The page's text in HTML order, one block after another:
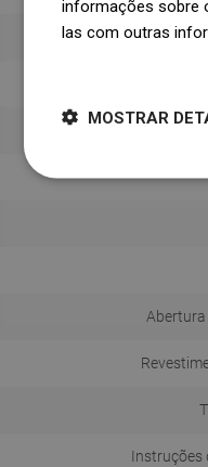
Instruções
informações sobre
las com outras
MOSTRAR